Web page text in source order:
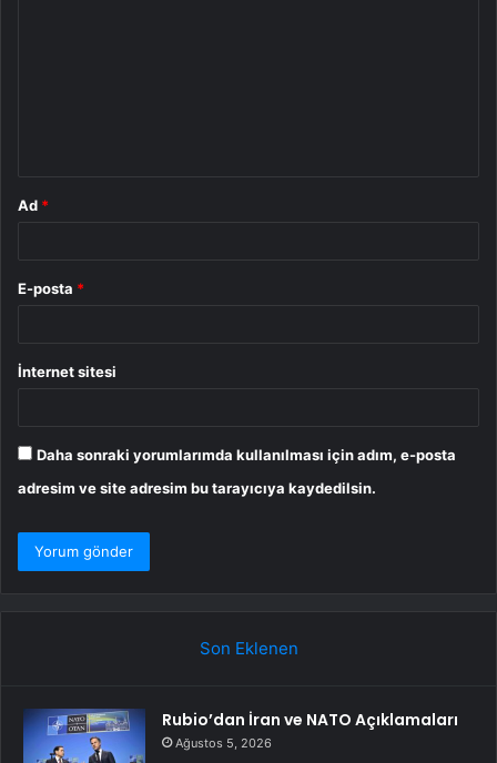
Ad *
E-posta *
İnternet sitesi
Daha sonraki yorumlarımda kullanılması için adım, e-posta
adresim ve site adresim bu tarayıcıya kaydedilsin.
Son Eklenen
Rubio’dan İran ve NATO Açıklamaları
Ağustos 5, 2026